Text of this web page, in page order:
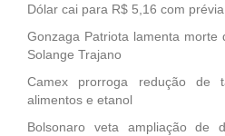
Dólar cai para R$ 5,16 com
Gonzaga Patriota lamenta morte
Solange Trajano
Camex prorroga redução de
alimentos e etanol
Bolsonaro veta ampliação de